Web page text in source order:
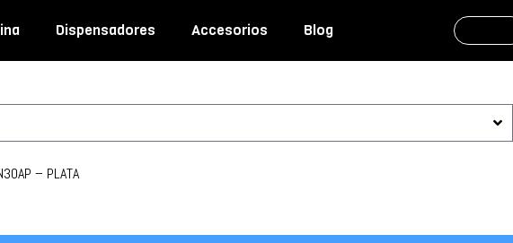
Dispensadores Accesorios Blog
– PLATA